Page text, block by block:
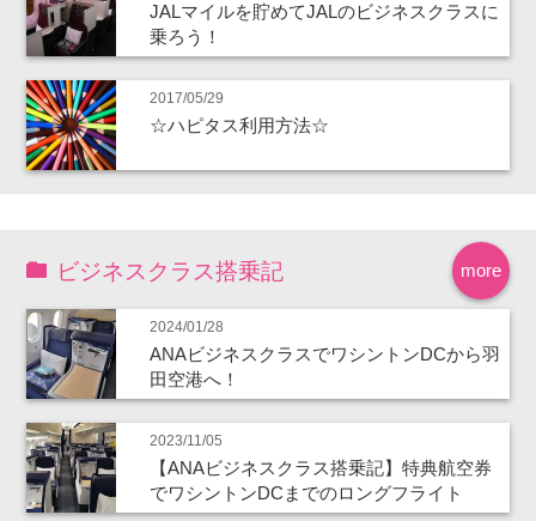
JALマイルを貯めてJALのビジネスクラスに
乗ろう！
2017/05/29
☆ハピタス利用方法☆
more
ビジネスクラス搭乗記
2024/01/28
ANAビジネスクラスでワシントンDCから羽
田空港へ！
2023/11/05
【ANAビジネスクラス搭乗記】特典航空券
でワシントンDCまでのロングフライト